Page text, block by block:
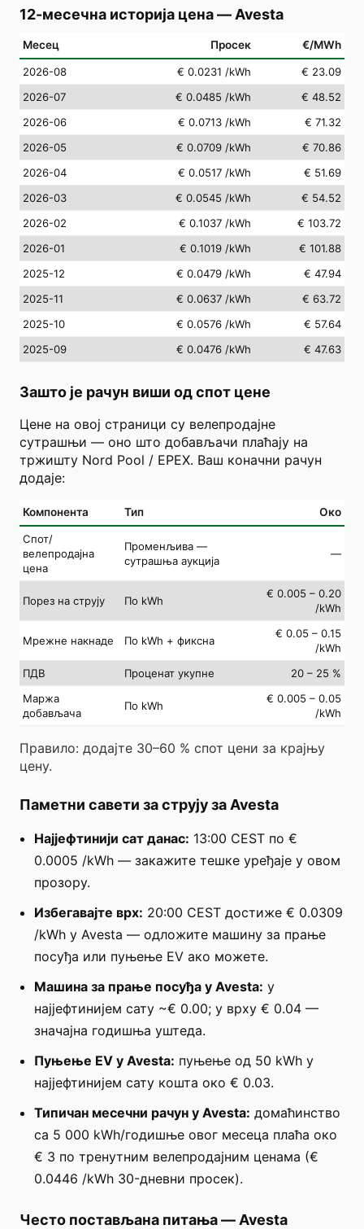
12-месечна историја цена— Avesta
Месец Просек €/MWh
2026-08 € 0.0231 /kWh
€ 23.09
2026-07
€ 0.0485 /kWh
€ 48.52
2026-06
€ 0.0713 /kWh
€ 71.32
2026-05
€ 0.0709 /kWh
€ 70.86
2026-04
€ 0.0517 /kWh
€ 51.69
2026-03
€ 0.0545 /kWh
€ 54.52
2026-02
€ 0.1037 /kWh
€ 103.72
2026-01
€ 0.1019 /kWh
€ 101.88
2025-12
€ 0.0479 /kWh
€ 47.94
2025-11
€ 0.0637 /kWh
€ 63.72
2025-10
€ 0.0576 /kWh
€ 57.64
2025-09
€ 0.0476 /kWh € 47.63
Зашто је рачун виши од спот цене
Цене на овој страници су велепродајне
сутрашњи — оно што добављачи плаћају на
тржишту Nord Pool / EPEX. Ваш коначни рачун
додаје:
Компонента Тип Око
Спот/
велепродајна
цена
Променљива —
сутрашња аукција
—
Порез на струју По kWh
€ 0.005 – 0.20
/kWh
Мрежне накнаде По kWh + фиксна
€ 0.05 – 0.15
/kWh
ПДВ
Проценат укупне
20 – 25 %
Маржа
добављача
По kWh
€ 0.005 – 0.05
/kWh
Правило: додајте 30–60 % спот цени за крајњу
цену.
Паметни савети за струју за Avesta
Најјефтинији сат данас: 13:00 CEST по €
0.0005 /kWh — закажите тешке уређаје у овом
прозору.
Избегавајте врх: 20:00 CEST достиже € 0.0309
/kWh у Avesta — одложите машину за прање
посуђа или пуњење EV ако можете.
Машина за прање посуђа у Avesta: у
најјефтинијем сату ~€ 0.00; у врху € 0.04 —
значајна годишња уштеда.
Пуњење EV у Avesta: пуњење од 50 kWh у
најјефтинијем сату кошта око € 0.03.
Типичан месечни рачун у Avesta: домаћинство
са 5 000 kWh/годишње овог месеца плаћа око
€ 3 по тренутним велепродајним ценама (€
0.0446 /kWh 30-дневни просек).
Често постављана питања— Avesta